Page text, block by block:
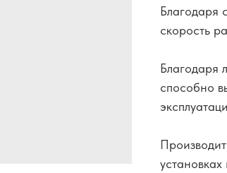
Благодаря
скорость
Благодаря
способно